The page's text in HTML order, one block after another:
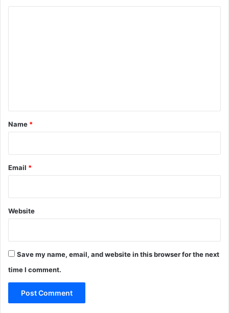
*
Name *
Email *
Website
Save my name, email, and website in this browser for the next
time I comment.